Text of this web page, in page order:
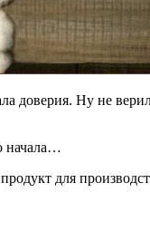
доверия. Ну не
начала…
для